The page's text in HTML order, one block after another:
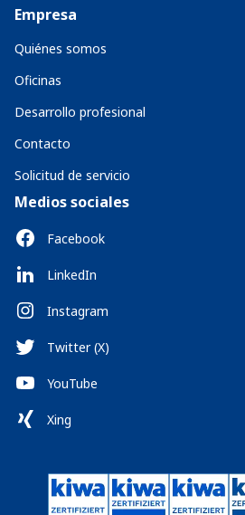
Empresa
Quiénes somos
Oficinas
Desarrollo profesional
Contacto
Solicitud de servicio
Medios sociales
Facebook
LinkedIn
Instagram
Twitter (X)
YouTube
Xing